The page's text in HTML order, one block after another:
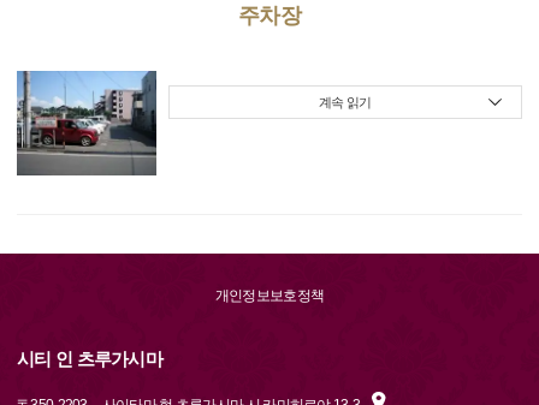
주차장
계속 읽기
개인정보보호정책
시티 인 츠루가시마